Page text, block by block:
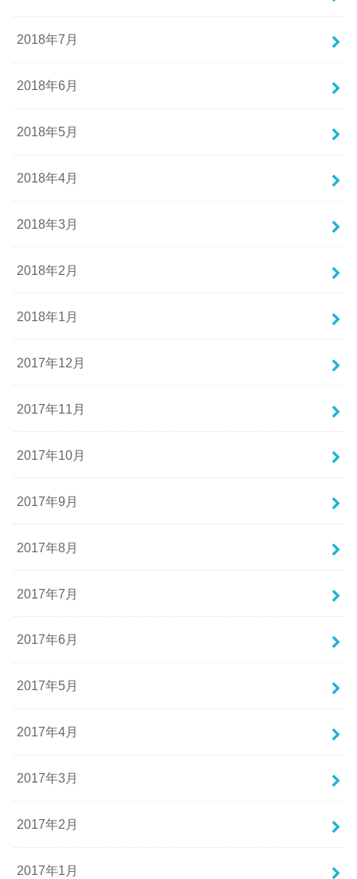
2018年7月
2018年6月
2018年5月
2018年4月
2018年3月
2018年2月
2018年1月
2017年12月
2017年11月
2017年10月
2017年9月
2017年8月
2017年7月
2017年6月
2017年5月
2017年4月
2017年3月
2017年2月
2017年1月